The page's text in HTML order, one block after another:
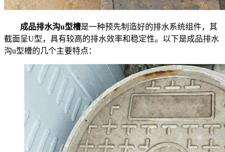
成品排水沟u型槽是一种预先制造好的排水系统组件，其
截面呈U型，具有较高的排水效率和稳定性。以下是成品排水
沟u型槽的几个主要特点：